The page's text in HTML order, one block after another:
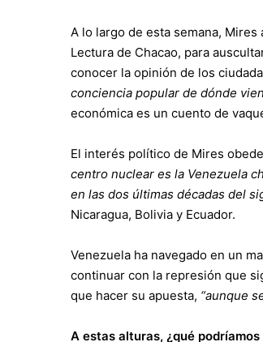
A lo largo de esta semana,
Lectura de Chacao, para
conocer la opinión de los
conciencia popular de dónde
económica es un cuento de
El interés político de Mires
centro nuclear es la Venezuela
en las dos últimas décadas del
Nicaragua, Bolivia y Ecuador.
Venezuela ha navegado en un
continuar con la represión que
que hacer su apuesta, “aunque
A estas alturas, ¿qué